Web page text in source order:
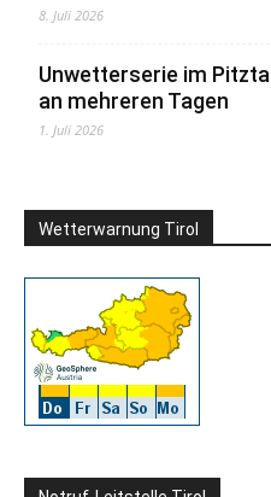
8. Juli 2026
Unwetterserie im
an mehreren Tagen
1. Juli 2026
Wetterwarnung Tirol